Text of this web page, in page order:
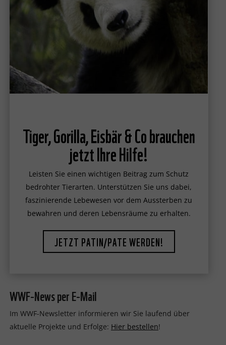
Tiger, Gorilla, Eisbär & Co brauchen
jetzt Ihre Hilfe!
Leisten Sie einen wichtigen Beitrag zum Schutz
bedrohter Tierarten. Unterstützen Sie uns dabei,
faszinierende Lebewesen vor dem Aussterben zu
bewahren und deren Lebensräume zu erhalten.
JETZT PATIN/PATE WERDEN!
WWF-News per E-Mail
Im WWF-Newsletter informieren wir Sie laufend über
aktuelle Projekte und Erfolge: Hier bestellen!